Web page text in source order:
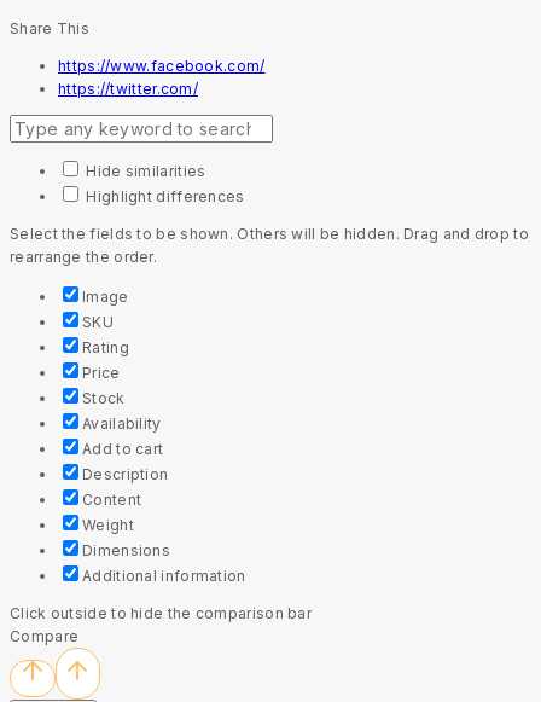
Share This
https://www.facebook.com/
https://twitter.com/
Hide similarities
Highlight differences
Select the fields to be shown. Others will be hidden. Drag and drop to
rearrange the order.
Image
SKU
Rating
Price
Stock
Availability
Add to cart
Description
Content
Weight
Dimensions
Additional information
Click outside to hide the comparison bar
Compare